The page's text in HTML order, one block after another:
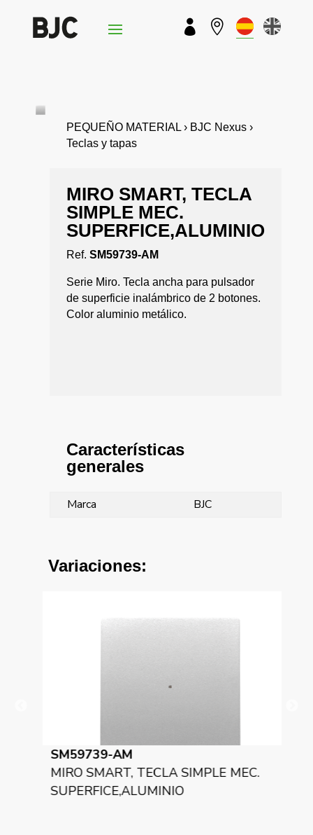
 
PEQUEÑO MATERIAL › BJC Nexus ›
Teclas y tapas
MIRO SMART, TECLA
SIMPLE MEC.
SUPERFICE,ALUMINIO
Ref.SM59739-AM
Serie Miro. Tecla ancha para pulsador
de superficie inalámbrico de 2 botones.
Color aluminio metálico.
Características
generales
Marca BJC
Variaciones:
SM59739-BM
MIRO SMART, TECLA SIMPLE MEC.
SUPERFICE,BLANCO MATE